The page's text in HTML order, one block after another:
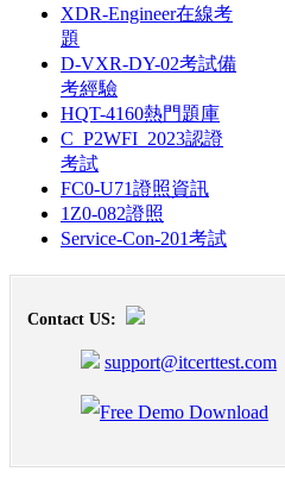
XDR-Engineer在線考
題
D-VXR-DY-02考試備
考經驗
HQT-4160熱門題庫
C_P2WFI_2023認證
考試
FC0-U71證照資訊
1Z0-082證照
Service-Con-201考試
Contact US:
support@itcerttest.com